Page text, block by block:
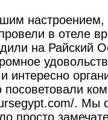
настроением,
в отеле
на Райский
интересно
посоветовали
. Мы
просто